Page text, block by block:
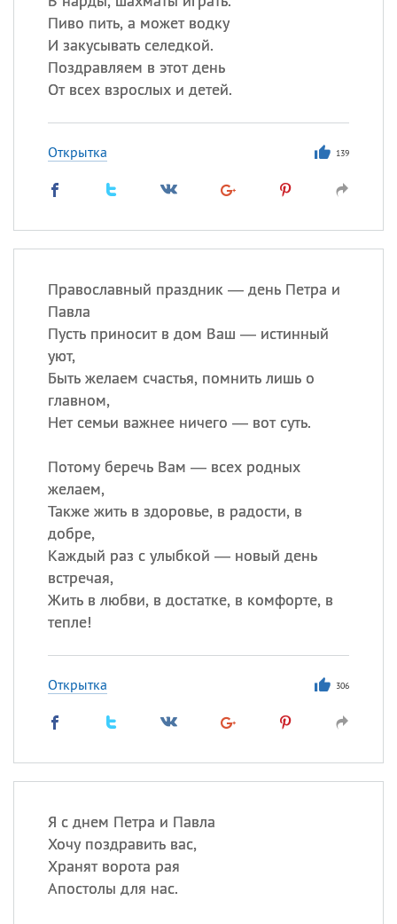
Пиво пить, а может водку
И закусывать селедкой.
Поздравляем в этот день
От всех взрослых и детей.
Открытка 139
Православный праздник — день Петра и
Павла
Пусть приносит в дом Ваш — истинный
уют,
Быть желаем счастья, помнить лишь о
главном,
Нет семьи важнее ничего — вот суть.
Потому беречь Вам — всех родных
желаем,
Также жить в здоровье, в радости, в
добре,
Каждый раз с улыбкой — новый день
встречая,
Жить в любви, в достатке, в комфорте, в
тепле!
Открытка 306
Я с днем Петра и Павла
Хочу поздравить вас,
Хранят ворота рая
Апостолы для нас.